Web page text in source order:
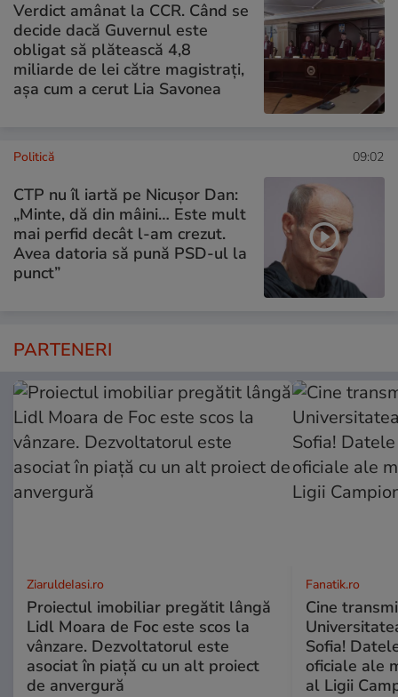
Verdict amânat la CCR. Când se
decide dacă Guvernul este
obligat să plătească 4,8
miliarde de lei către magistrați,
așa cum a cerut Lia Savonea
Politică 09:02
CTP nu îl iartă pe Nicușor Dan:
„Minte, dă din mâini… Este mult
mai perfid decât l-am crezut.
Avea datoria să pună PSD-ul la
punct”
PARTENERI
ZiaruldeIasi.ro
Proiectul imobiliar pregătit lângă
Lidl Moara de Foc este scos la
vânzare. Dezvoltatorul este
asociat în piață cu un alt proiect
de anvergură
Fanatik.ro
Cine
Sofia!
oficiale ale
al Ligii